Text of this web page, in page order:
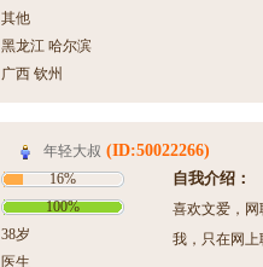
其他
黑龙江 哈尔滨
广西 钦州
年轻大叔 (ID:50022266)
16%
100%
38岁
医生
自我介绍：
喜欢文爱，
我，只在网